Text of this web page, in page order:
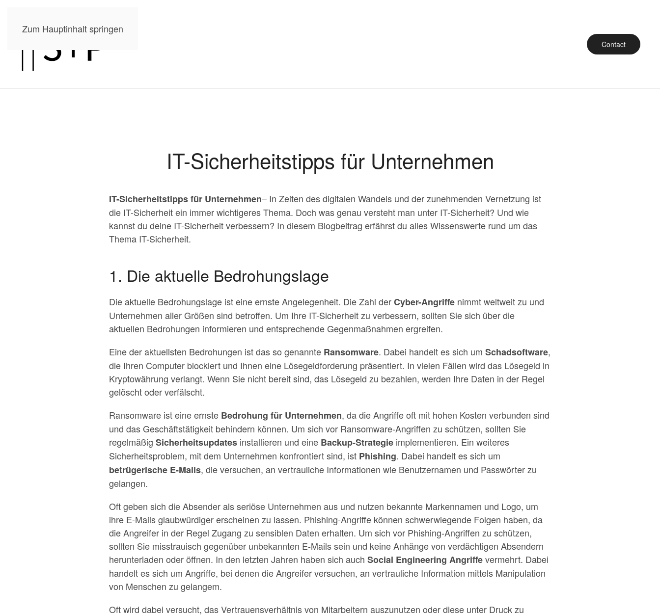
Zum Hauptinhalt springen
Contact
IT-Sicherheitstipps für Unternehmen
IT-Sicherheitstipps für Unternehmen– In Zeiten des digitalen Wandels und der zunehmenden Vernetzung ist
die IT-Sicherheit ein immer wichtigeres Thema. Doch was genau versteht man unter IT-Sicherheit? Und wie
kannst du deine IT-Sicherheit verbessern? In diesem Blogbeitrag erfährst du alles Wissenswerte rund um das
Thema IT-Sicherheit.
1. Die aktuelle Bedrohungslage
Die aktuelle Bedrohungslage ist eine ernste Angelegenheit. Die Zahl derCyber-Angriffe nimmt weltweit zu und
Unternehmen aller Größen sind betroffen. Um Ihre IT-Sicherheit zu verbessern, sollten Sie sich über die
aktuellen Bedrohungen informieren und entsprechende Gegenmaßnahmen ergreifen.
Eine der aktuellsten Bedrohungen ist das so genannte Ransomware. Dabei handelt es sich um Schadsoftware,
die Ihren Computer blockiert und Ihnen eine Lösegeldforderung präsentiert. In vielen Fällen wird das Lösegeld in
Kryptowährung verlangt. Wenn Sie nicht bereit sind, das Lösegeld zu bezahlen, werden Ihre Daten in der Regel
gelöscht oder verfälscht.
Ransomware ist eine ernste Bedrohung für Unternehmen, da die Angriffe oft mit hohen Kosten verbunden sind
und das Geschäftstätigkeit behindern können. Um sich vor Ransomware-Angriffen zu schützen, sollten Sie
regelmäßig Sicherheitsupdates installieren und eine Backup-Strategie implementieren. Ein weiteres
Sicherheitsproblem, mit dem Unternehmen konfrontiert sind, ist Phishing. Dabei handelt es sich um
betrügerische E-Mails, die versuchen, an vertrauliche Informationen wie Benutzernamen und Passwörter zu
gelangen.
Oft geben sich die Absender als seriöse Unternehmen aus und nutzen bekannte Markennamen und Logo, um
ihre E-Mails glaubwürdiger erscheinen zu lassen. Phishing-Angriffe können schwerwiegende Folgen haben, da
die Angreifer in der Regel Zugang zu sensiblen Daten erhalten. Um sich vor Phishing-Angriffen zu schützen,
sollten Sie misstrauisch gegenüber unbekannten E-Mails sein und keine Anhänge von verdächtigen Absendern
herunterladen oder öffnen. In den letzten Jahren haben sich auch Social Engineering Angriffevermehrt. Dabei
handelt es sich um Angriffe, bei denen die Angreifer versuchen, an vertrauliche Information mittels Manipulation
von Menschen zu gelangem.
Oft wird dabei versucht, das Vertrauensverhältnis von Mitarbeitern auszunutzen oder diese unter Druck zu